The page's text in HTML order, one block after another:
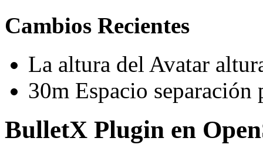
Cambios Recientes
La altura del Avatar
30m Espacio separación
BulletX Plugin en